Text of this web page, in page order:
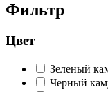
Фильтр
Цвет
Зеленый
Черный